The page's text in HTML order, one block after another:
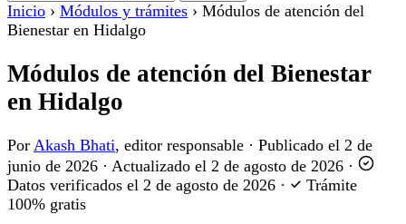
Inicio › Módulos y trámites › Módulos de atención del
Bienestar en Hidalgo
Módulos de atención del Bienestar
en Hidalgo
Por Akash Bhati, editor responsable · Publicado el 2 de
junio de 2026 · Actualizado el 2 de agosto de 2026 ·
Datos verificados el 2 de agosto de 2026 ·
Trámite
100% gratis